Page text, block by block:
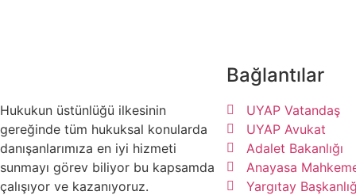
Hukukun üstünlüğü ilkesinin
gereğinde tüm hukuksal konularda
danışanlarımıza en iyi hizmeti
sunmayı görev biliyor bu kapsamda
çalışıyor ve kazanıyoruz.
Bağlantılar
UYAP Vatandaş
UYAP Avukat
Adalet Bakanlığı
Anayasa
Yargıtay